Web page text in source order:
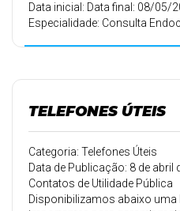
Data inicial: Data final: 08/05/
Especialidade: Consulta
TELEFONES ÚTEIS
Categoria: Telefones Úteis
Data de Publicação: 8 de abril
Contatos de Utilidade Pública
Disponibilizamos abaixo uma